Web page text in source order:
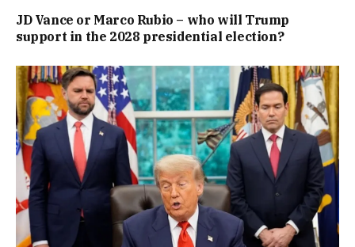
JD Vance or Marco Rubio – who will Trump
support in the 2028 presidential election?